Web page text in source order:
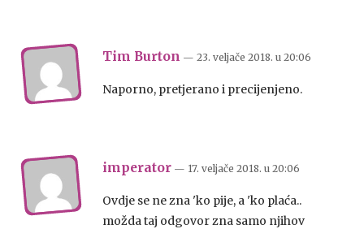
Tim Burton — 23. veljače 2018. u 20:06
Naporno, pretjerano i precijenjeno.
imperator — 17. veljače 2018. u 20:06
Ovdje se ne zna 'ko pije, a 'ko plaća..
možda taj odgovor zna samo njihov